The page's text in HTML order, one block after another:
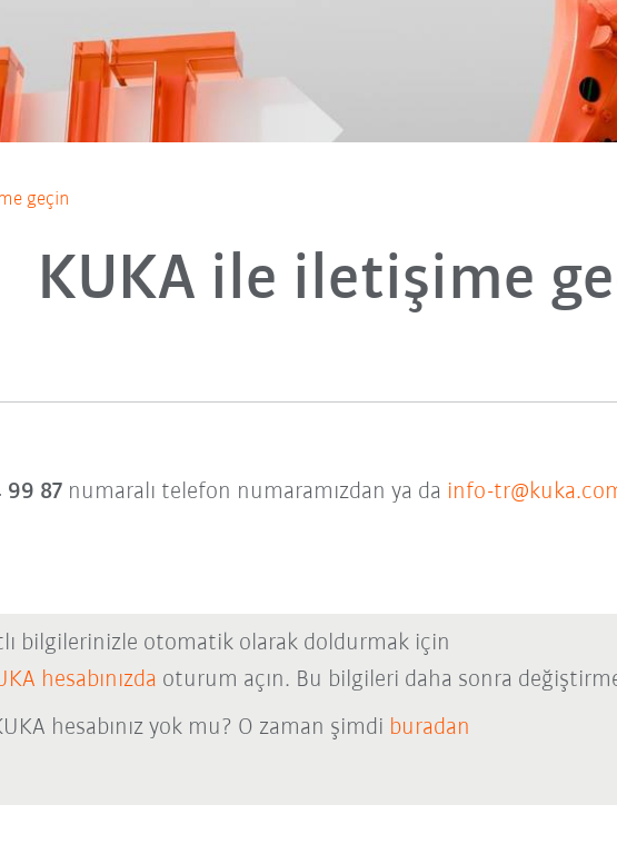
geçin
KUKA ile iletişime
99 87numaralı telefon numaramızdan ya da info-
bilgilerinizle otomatik olarak doldurmak için
hesabınızda oturum açın. Bu bilgileri daha sonra
hesabınız yok mu? O zaman şimdi buradan